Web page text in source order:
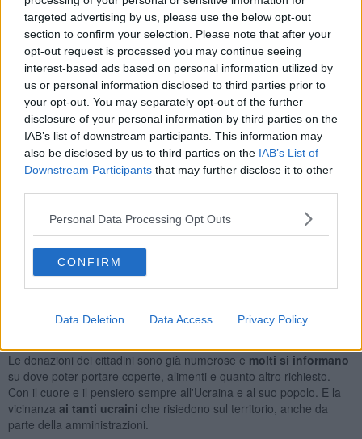
targeted advertising by us, please use the below opt-out
section to confirm your selection. Please note that after your
opt-out request is processed you may continue seeing
interest-based ads based on personal information utilized by
us or personal information disclosed to third parties prior to
your opt-out. You may separately opt-out of the further
disclosure of your personal information by third parties on the
IAB’s list of downstream participants. This information may
also be disclosed by us to third parties on the IAB’s List of
Downstream Participants that may further disclose it to other
Personal Data Processing Opt Outs
CONFIRM
Data Deletion Data Access Privacy Policy
Sono subito scattate raccolte di beni di prima necessità
Casentino, nelle altre vallate e in città per mano della
Caritas
Quest'ultima ha aperto, anche in virtù delle numerose richieste
degli aretini, un conto corrente dedicato ai rifugiati (BPER Banca
Corso Italia, 179 Arezzo - IBAN IT16J0538714102000003557249)
ed ha avviatonelle Caritas parrocchialiuna donazione di prodotti
urgenti. Vengono chiestisacchi a pelo, asciugamani, coperte
(lavati e imbustati). Ma anchealimenti non deperibili, detersivi
e prodotti per l'igiene e per l'infanzia.
La Caritas diocesana si mette a disposizione, inoltre,
la disponibilità all'accoglienza di persone o nuclei familiari
provenienti dall'Ucraina. Chi desidera aderire, offrendo alloggi, può
contattare il numero 0575 354769.
Infine, nelle ultime ore in
Valdichiana
raccolta di beni di prima necessità
Chisciotte". Il centro di raccolta si trova a Castiglion Fiorentino, in
informazioni 3339624215, 3293944933, 3478932107 o inviare un
Le donazioni dei cittadini sono già numerose e molti si informano
su dove poter portare coperte, alimenti e quanto altro richiesto.
Con il cuore e il pensiero sempre all'Ucraina e al suo popolo. E la
vicinanza ai tanti ucraini che risiedono sul territorio, anche da
parte della amministrazioni.